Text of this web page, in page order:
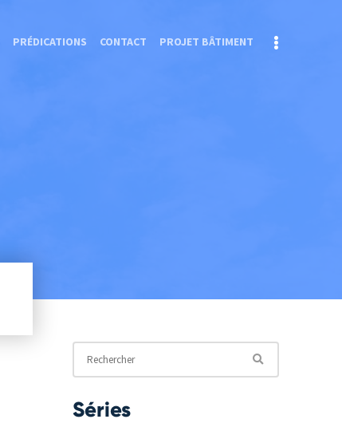
PRÉDICATIONS CONTACT PROJET BÂTIMENT
Séries